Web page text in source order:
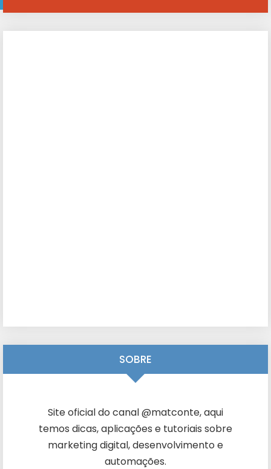
SOBRE
Site oficial do canal @matconte, aqui
temos dicas, aplicações e tutoriais sobre
marketing digital, desenvolvimento e
automações.